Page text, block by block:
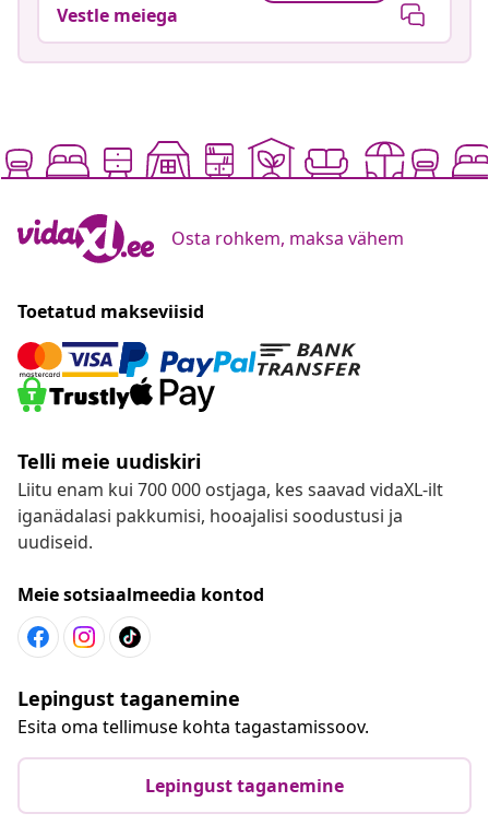
Vestle meiega
Osta rohkem, maksa vähem
Toetatud makseviisid
Telli meie uudiskiri
Liitu enam kui 700 000 ostjaga, kes saavad vidaXL-ilt
iganädalasi pakkumisi, hooajalisi soodustusi ja
uudiseid.
Meie sotsiaalmeedia kontod
Lepingust taganemine
Esita oma tellimuse kohta tagastamissoov.
Lepingust taganemine